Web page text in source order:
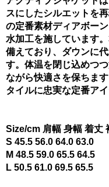
スにしたシルエットを
の定番素材ディアボー
水加工を施しています
備えており、ダウンに
す。体温を閉じ込めつ
ながら快適さを保ちま
タイルに忠実な定番アイ
Size/cm 肩幅 身幅 着丈
S 45.5 56.0 64.0 63.0
M 48.5 59.0 65.5 64.5
L 50.5 61.0 69.5 65.5